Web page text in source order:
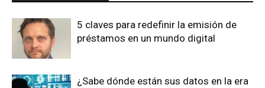
5 claves para redefinir la emisión de
préstamos en un mundo digital
¿Sabe dónde están sus datos en la era